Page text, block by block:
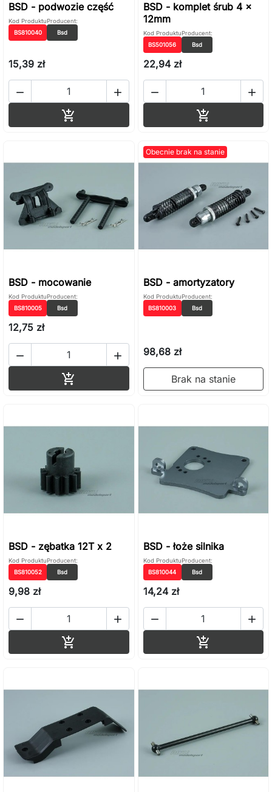
BSD - podwozie część
Kod Produktu
BS810040
Producent:
Bsd
15,39 zł
 

BSD - komplet śrub 4 x
12mm
Kod Produktu
BS501056
Producent:
Bsd
22,94 zł
 

BSD - mocowanie
Kod Produktu
BS810005
Producent:
Bsd
12,75 zł
 

Obecnie brak na stanie
BSD - amortyzatory
Kod Produktu
BS810003
Producent:
Bsd
98,68 zł
Brak na stanie
BSD - zębatka 12T x 2
Kod Produktu
BS810052
Producent:
Bsd
9,98 zł
 

BSD - łoże silnika
Kod Produktu
BS810044
Producent:
Bsd
14,24 zł
 
